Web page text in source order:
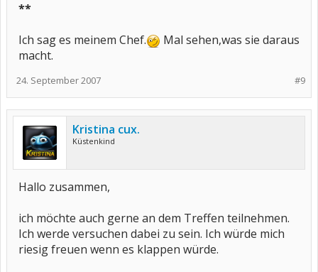
**
Ich sag es meinem Chef.
Mal sehen,was sie daraus
macht.
#9
24. September 2007
Kristina cux.
Küstenkind
Hallo zusammen,
ich möchte auch gerne an dem Treffen teilnehmen.
Ich werde versuchen dabei zu sein. Ich würde mich
riesig freuen wenn es klappen würde.